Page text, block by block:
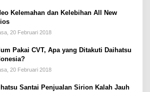
Kelemahan dan Kelebihan All New
20 Februari 2018
Pakai CVT, Apa yang Ditakuti Daihatsu
20 Februari 2018
Santai Penjualan Sirion Kalah Jauh